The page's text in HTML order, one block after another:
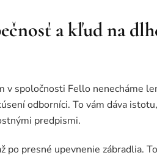
a kľud na
v spoločnosti Fello nenecháme
odborníci. To vám dáva
predpismi.
po presné upevnenie zábradlia. To